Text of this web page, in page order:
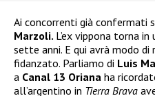
Ai concorrenti già confermati
Marzoli. L’ex vippona torna
sette anni. E qui avrà modo di
fidanzato. Parliamo di Luis
a Canal 13 Oriana ha
all’argentino in Tierra Brava